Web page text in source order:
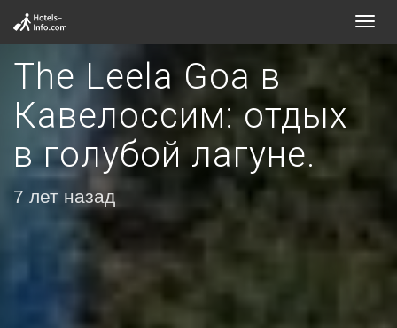
The Leela Goa в
Кавелоссим: отдых
в голубой лагуне.
7 лет назад